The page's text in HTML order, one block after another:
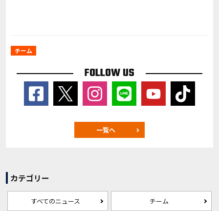
チーム
FOLLOW US
一覧へ
カテゴリー
すべてのニュース チーム